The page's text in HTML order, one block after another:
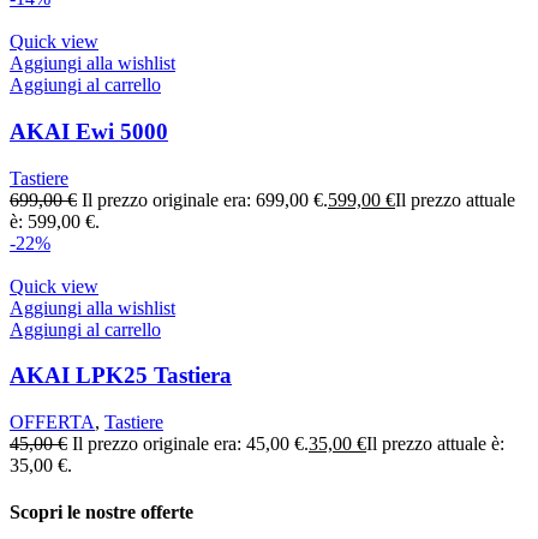
Quick view
Aggiungi alla wishlist
Aggiungi al carrello
AKAI Ewi 5000
Tastiere
699,00€ Il prezzo originale era: 699,00 €.599,00 €Il prezzo attuale
è: 599,00 €.
-22%
Quick view
Aggiungi alla wishlist
Aggiungi al carrello
AKAI LPK25 Tastiera
OFFERTA, Tastiere
45,00€ Il prezzo originale era: 45,00 €.35,00 €Il prezzo attuale è:
35,00 €.
Scopri le nostre offerte